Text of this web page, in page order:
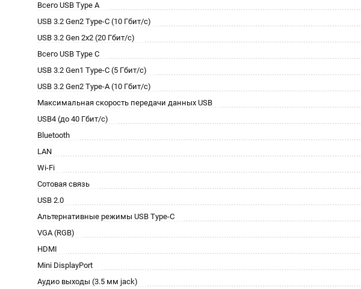
Всего USB Type A
USB 3.2 Gen2 Type-C (10 Гбит/с)
USB 3.2 Gen 2x2 (20 Гбит/с)
Всего USB Type C
USB 3.2 Gen1 Type-C (5 Гбит/с)
USB 3.2 Gen2 Type-A (10 Гбит/с)
Максимальная скорость передачи данных USB
USB4 (до 40 Гбит/с)
Bluetooth
LAN
Wi-Fi
Сотовая связь
USB 2.0
Альтернативные режимы USB Type-C
VGA (RGB)
HDMI
Mini DisplayPort
Аудио выходы (3.5 мм jack)